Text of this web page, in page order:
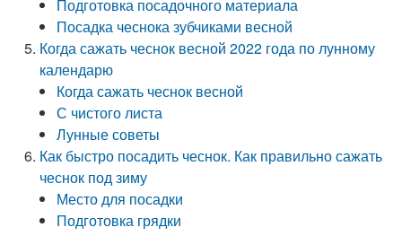
Подготовка посадочного материала
Посадка чеснока зубчиками весной
Когда сажать чеснок весной 2022 года по лунному
календарю
Когда сажать чеснок весной
С чистого листа
Лунные советы
Как быстро посадить чеснок. Как правильно сажать
чеснок под зиму
Место для посадки
Подготовка грядки